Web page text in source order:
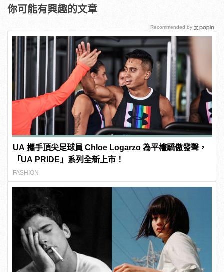
你可能有興趣的文章
UA 攜手頂尖足球員 Chloe Logarzo 為平權驕傲發聲，
「UA PRIDE」系列全新上市！
FASHION
Recommended by